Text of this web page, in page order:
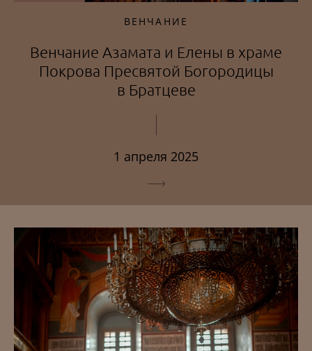
ВЕНЧАНИЕ
Венчание Азамата и Елены в храме
Покрова Пресвятой Богородицы
в Братцеве
1 апреля 2025